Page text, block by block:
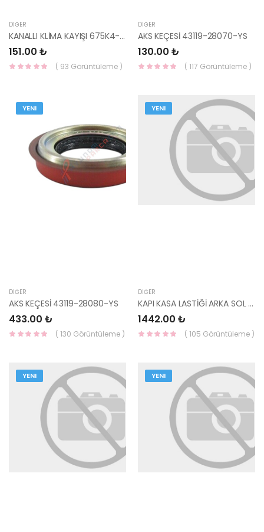
DIĞER
KANALLI KLİMA KAYIŞI 675K4-YS
151.00 ₺
( 93 Görüntüleme )
DIĞER
AKS KEÇESİ 43119-28070-YS
130.00 ₺
( 117 Görüntüleme )
YENI
DIĞER
AKS KEÇESİ 43119-28080-YS
433.00 ₺
( 130 Görüntüleme )
YENI
DIĞER
KAPI KASA LASTİĞİ ARKA SOL İ20 83110-Q0000 MOBIS
1442.00 ₺
( 105 Görüntüleme )
YENI YENI